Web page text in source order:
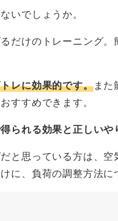
いでしょうか。
だけのトレーニング
レに効果的です。また
すすめできます。
られる効果と正しいや
と思っている方は、
に、負荷の調整方法